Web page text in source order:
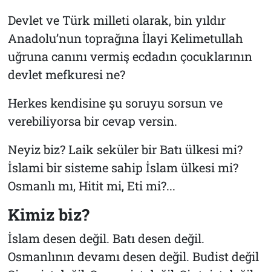
Devlet ve Türk milleti olarak, bin yıldır
Anadolu’nun toprağına İlayi Kelimetullah
uğruna canını vermiş ecdadın çocuklarının
devlet mefkuresi ne?
Herkes kendisine şu soruyu sorsun ve
verebiliyorsa bir cevap versin.
Neyiz biz? Laik seküler bir Batı ülkesi mi?
İslami bir sisteme sahip İslam ülkesi mi?
Osmanlı mı, Hitit mi, Eti mi?...
Kimiz biz?
İslam desen değil. Batı desen değil.
Osmanlının devamı desen değil. Budist değil